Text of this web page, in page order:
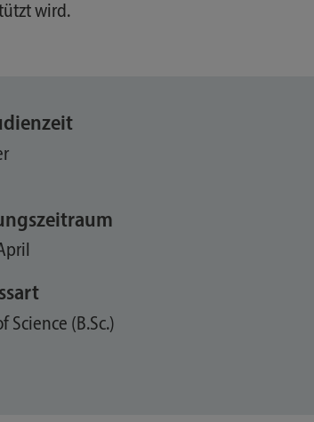
wird.
Science (B.Sc.)